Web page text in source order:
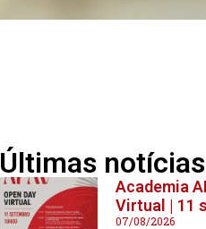
Últimas notícias
Academia
Virtual | 11
07/08/2026